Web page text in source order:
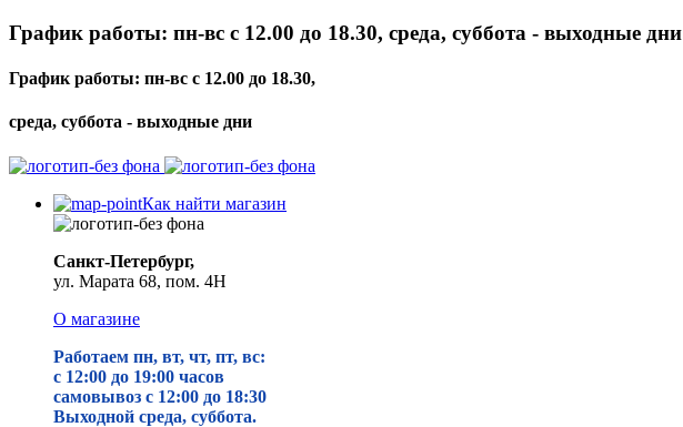
График работы: пн-вс с 12.00 до 18.30, среда, суббота - выходные дни
График работы: пн-вс с 12.00 до 18.30,
среда, суббота - выходные дни
Как найти магазин
Санкт-Петербург,
ул. Марата 68, пом. 4Н
О магазине
Работаем пн, вт, чт, пт, вс:
с 12:00 до 19:00 часов
самовывоз с 12:00 до 18:30
Выходной среда, суббота.